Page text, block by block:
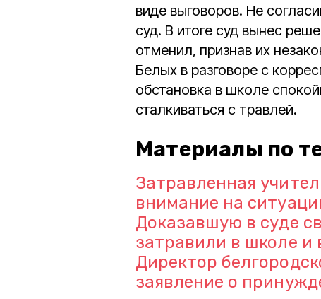
виде выговоров. Не
суд. В итоге суд вынес
отменил, признав их
Белых в разговоре с
обстановка в школе
сталкиваться с травлей.
Материалы по
Затравленная
внимание на
Доказавшую в суде
затравили в школе
Директор
заявление о